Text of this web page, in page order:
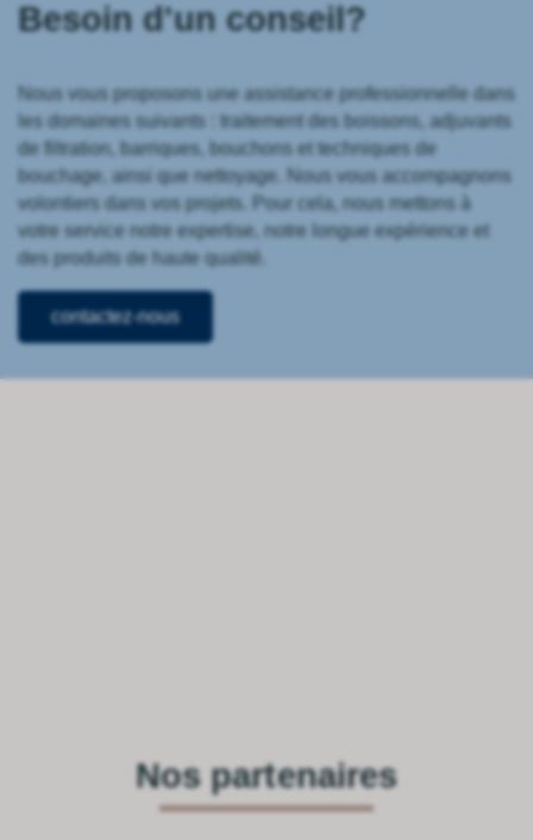
Besoin d'un conseil?
Nous vous proposons une assistance professionnelle dans
les domaines suivants : traitement des boissons, adjuvants
de filtration, barriques, bouchons et techniques de
bouchage, ainsi que nettoyage. Nous vous accompagnons
volontiers dans vos projets. Pour cela, nous mettons à
votre service notre expertise, notre longue expérience et
des produits de haute qualité.
contactez-nous
Nos partenaires